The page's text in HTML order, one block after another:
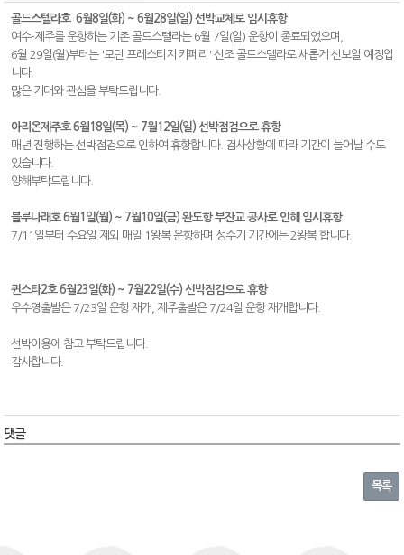
골드스텔라호 6월8일(화) ~ 6월28일(일) 선박교체로 임시휴항
여수-제주를 운항하는 기존 골드스텔라는 6월 7일(일) 운항이 종료되었으며,
6월 29일(월)부터는 '모던 프레스티지 카페리' 신조 골드스텔라로 새롭게 선보일 예정입
니다.
많은 기대와 관심을 부탁드립니다.
아리온제주호 6월18일(목) ~ 7월12일(일) 선박점검으로 휴항
매년 진행하는 선박점검으로 인하여 휴항합니다. 검사상황에 따라 기간이 늘어날 수도
있습니다.
양해부탁드립니다.
블루나래호 6월1일(월) ~ 7월10일(금) 완도항 부잔교 공사로 인해 임시휴항
7/11일부터 수요일 제외 매일 1왕복 운항하며 성수기 기간에는 2왕복 합니다.
퀸스타2호 6월23일(화) ~ 7월22일(수) 선박점검으로 휴항
우수영출발은 7/23일 운항 재개, 제주출발은 7/24일 운항 재개합니다.
선박이용에 참고 부탁드립니다.
감사합니다.
댓글
목록